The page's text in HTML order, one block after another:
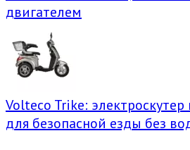
двигателем
Volteco Trike: электроскутер
для безопасной езды без